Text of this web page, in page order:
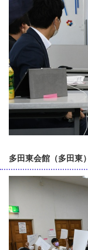
多田東会館（多田